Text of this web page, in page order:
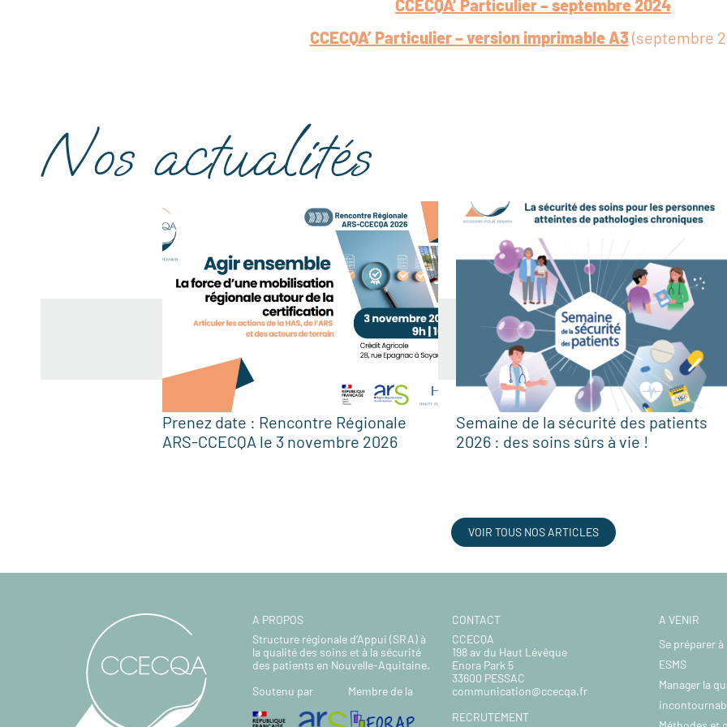
CCECQA’ Particulier – septembre 2024
CCECQA’ Particulier – version imprimable A3(septembre
Nos actualités
Prenez date : Rencontre Régionale
ARS-CCECQA le 3 novembre 2026
Semaine de la sécurité des patients
2026 : des soins sûrs à vie !
VOIR TOUS NOS ARTICLES
A PROPOS
Structure régionale d’Appui (SRA) à
la qualité des soins et à la sécurité
des patients en Nouvelle-Aquitaine.
Soutenu par
Membre de la
CONTACT
CCECQA
198 av du Haut Lévêque
Enora Park 5
33600 PESSAC
communication@ccecqa.fr
RECRUTEMENT
A VENIR
Se préparer à
ESMS
Manager la